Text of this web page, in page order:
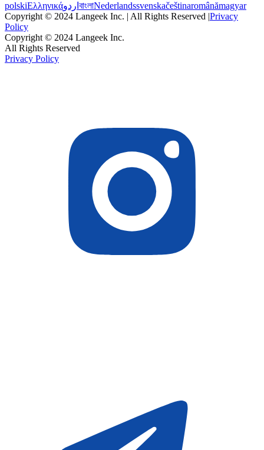
polskiΕλληνικάاردو বাংলাNederlandssvenskačeštinaromânămagyar
Copyright © 2024 Langeek Inc. | All Rights Reserved |Privacy
Policy
Copyright © 2024 Langeek Inc.
All Rights Reserved
Privacy Policy